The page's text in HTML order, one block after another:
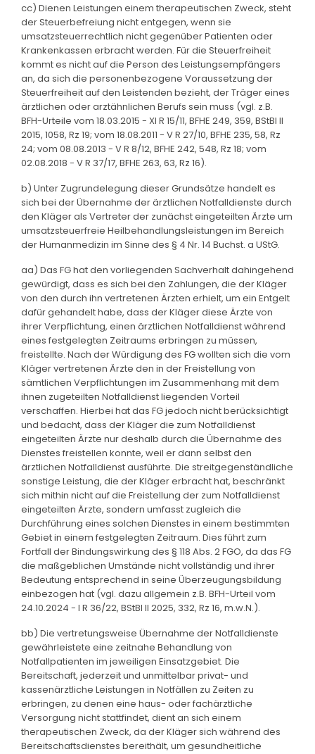
cc) Dienen Leistungen einem therapeutischen Zweck, steht
der Steuerbefreiung nicht entgegen, wenn sie
umsatzsteuerrechtlich nicht gegenüber Patienten oder
Krankenkassen erbracht werden. Für die Steuerfreiheit
kommt es nicht auf die Person des Leistungsempfängers
an, da sich die personenbezogene Voraussetzung der
Steuerfreiheit auf den Leistenden bezieht, der Träger eines
ärztlichen oder arztähnlichen Berufs sein muss (vgl. z.B.
BFH-Urteile vom 18.03.2015 - XI R 15/11, BFHE 249, 359, BStBl II
2015, 1058, Rz 19; vom 18.08.2011 - V R 27/10, BFHE 235, 58, Rz
24; vom 08.08.2013 - V R 8/12, BFHE 242, 548, Rz 18; vom
02.08.2018 - V R 37/17, BFHE 263, 63, Rz 16).
b) Unter Zugrundelegung dieser Grundsätze handelt es
sich bei der Übernahme der ärztlichen Notfalldienste durch
den Kläger als Vertreter der zunächst eingeteilten Ärzte um
umsatzsteuerfreie Heilbehandlungsleistungen im Bereich
der Humanmedizin im Sinne des § 4 Nr. 14 Buchst. a UStG.
aa) Das FG hat den vorliegenden Sachverhalt dahingehend
gewürdigt, dass es sich bei den Zahlungen, die der Kläger
von den durch ihn vertretenen Ärzten erhielt, um ein Entgelt
dafür gehandelt habe, dass der Kläger diese Ärzte von
ihrer Verpflichtung, einen ärztlichen Notfalldienst während
eines festgelegten Zeitraums erbringen zu müssen,
freistellte. Nach der Würdigung des FG wollten sich die vom
Kläger vertretenen Ärzte den in der Freistellung von
sämtlichen Verpflichtungen im Zusammenhang mit dem
ihnen zugeteilten Notfalldienst liegenden Vorteil
verschaffen. Hierbei hat das FG jedoch nicht berücksichtigt
und bedacht, dass der Kläger die zum Notfalldienst
eingeteilten Ärzte nur deshalb durch die Übernahme des
Dienstes freistellen konnte, weil er dann selbst den
ärztlichen Notfalldienst ausführte. Die streitgegenständliche
sonstige Leistung, die der Kläger erbracht hat, beschränkt
sich mithin nicht auf die Freistellung der zum Notfalldienst
eingeteilten Ärzte, sondern umfasst zugleich die
Durchführung eines solchen Dienstes in einem bestimmten
Gebiet in einem festgelegten Zeitraum. Dies führt zum
Fortfall der Bindungswirkung des § 118 Abs. 2 FGO, da das FG
die maßgeblichen Umstände nicht vollständig und ihrer
Bedeutung entsprechend in seine Überzeugungsbildung
einbezogen hat (vgl. dazu allgemein z.B. BFH-Urteil vom
24.10.2024 - I R 36/22, BStBl II 2025, 332, Rz 16, m.w.N.).
bb) Die vertretungsweise Übernahme der Notfalldienste
gewährleistete eine zeitnahe Behandlung von
Notfallpatienten im jeweiligen Einsatzgebiet. Die
Bereitschaft, jederzeit und unmittelbar privat- und
kassenärztliche Leistungen in Notfällen zu Zeiten zu
erbringen, zu denen eine haus- oder fachärztliche
Versorgung nicht stattfindet, dient an sich einem
therapeutischen Zweck, da der Kläger sich während des
Bereitschaftsdienstes bereithält, um gesundheitliche